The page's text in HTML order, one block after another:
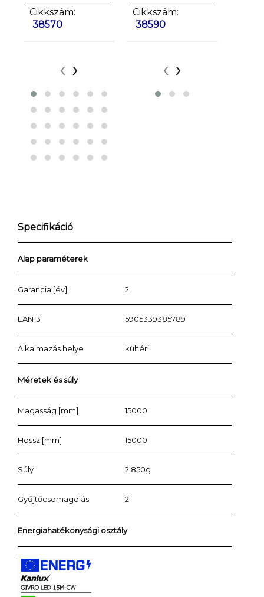
Cikkszám:
38570
Cikkszám:
38571
‹ ›
Cikkszám:
38590
‹ ›
Specifikáció
Alap paraméterek
Garancia [év] 2
EAN13 5905339385789
Alkalmazás helye kültéri
Méretek és súly
Magasság [mm] 15000
Hossz [mm] 15000
Súly 2 850g
Gyűjtőcsomagolás 2
Energiahatékonysági osztály